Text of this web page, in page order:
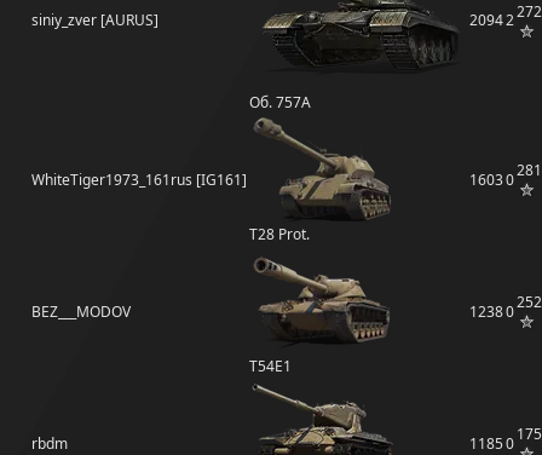
siniy_zver [AURUS]
Об. 757А
20942272
WhiteTiger1973_161rus [IG161]
T28 Prot.
16030281
BEZ___MODOV
T54E1
12380252
rbdm 11850175